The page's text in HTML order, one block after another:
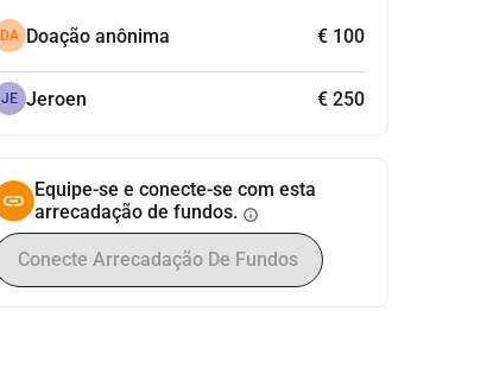
DA Doação anônima € 100
JE Jeroen € 250
Equipe-se e conecte-se com esta
arrecadação de fundos. info
Conecte Arrecadação De Fundos